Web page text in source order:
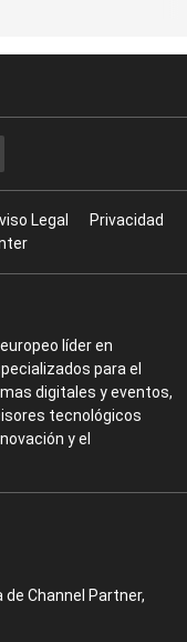
Legal
Privacidad
líder en
para el
digitales y eventos,
tecnológicos
y el
Channel Partner,